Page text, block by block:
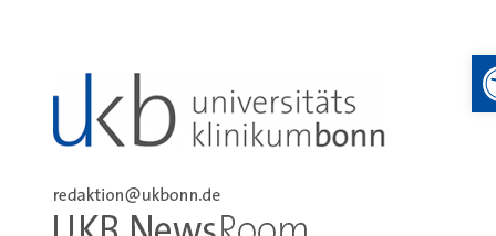
UKB NewsRoom